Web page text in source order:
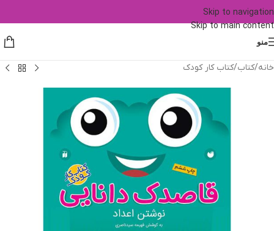
Skip to navigation
Skip to main content
منو
خانه/کتاب/کتاب کار کودک